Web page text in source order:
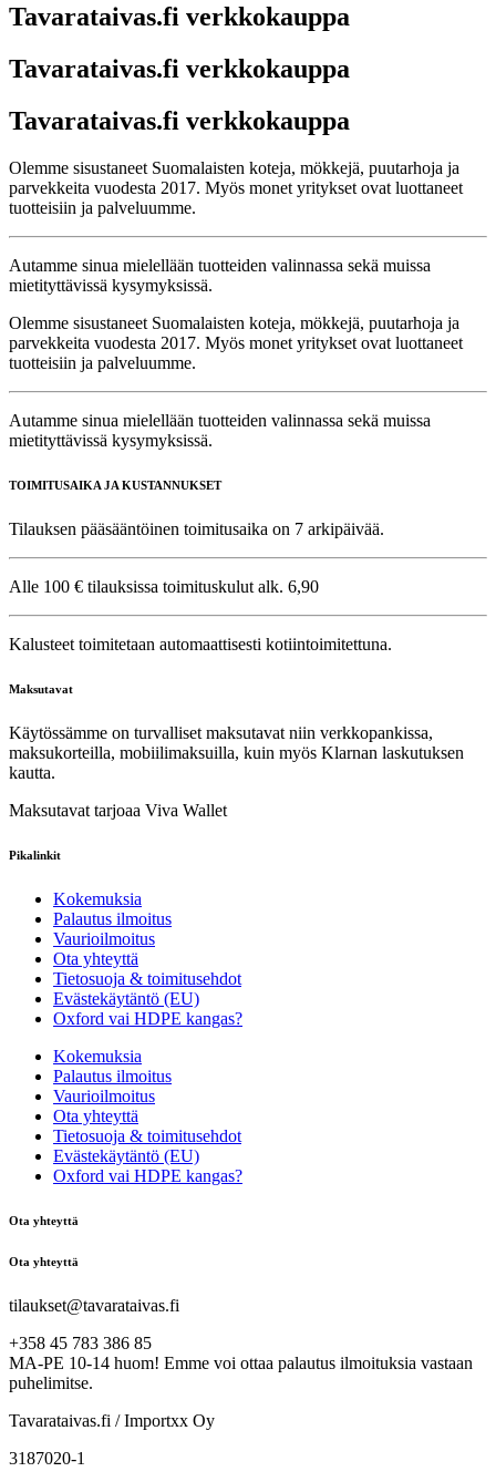
Tavarataivas.fi verkkokauppa
Tavarataivas.fi verkkokauppa
Tavarataivas.fi verkkokauppa
Olemme sisustaneet Suomalaisten koteja, mökkejä, puutarhoja ja
parvekkeita vuodesta 2017. Myös monet yritykset ovat luottaneet
tuotteisiin ja palveluumme.
Autamme sinua mielellään tuotteiden valinnassa sekä muissa
mietityttävissä kysymyksissä.
Olemme sisustaneet Suomalaisten koteja, mökkejä, puutarhoja ja
parvekkeita vuodesta 2017. Myös monet yritykset ovat luottaneet
tuotteisiin ja palveluumme.
Autamme sinua mielellään tuotteiden valinnassa sekä muissa
mietityttävissä kysymyksissä.
TOIMITUSAIKA JA KUSTANNUKSET
Tilauksen pääsääntöinen toimitusaika on 7 arkipäivää.
Alle 100 € tilauksissa toimituskulut alk. 6,90
Kalusteet toimitetaan automaattisesti kotiintoimitettuna.
Maksutavat
Käytössämme on turvalliset maksutavat niin verkkopankissa,
maksukorteilla, mobiilimaksuilla, kuin myös Klarnan laskutuksen
kautta.
Maksutavat tarjoaa Viva Wallet
Pikalinkit
Kokemuksia
Palautus ilmoitus
Vaurioilmoitus
Ota yhteyttä
Tietosuoja & toimitusehdot
Evästekäytäntö (EU)
Oxford vai HDPE kangas?
Kokemuksia
Palautus ilmoitus
Vaurioilmoitus
Ota yhteyttä
Tietosuoja & toimitusehdot
Evästekäytäntö (EU)
Oxford vai HDPE kangas?
Ota yhteyttä
Ota yhteyttä
tilaukset@tavarataivas.fi
+358 45 783 386 85
MA-PE 10-14 huom! Emme voi ottaa palautus ilmoituksia vastaan
puhelimitse.
Tavarataivas.fi / Importxx Oy
3187020-1